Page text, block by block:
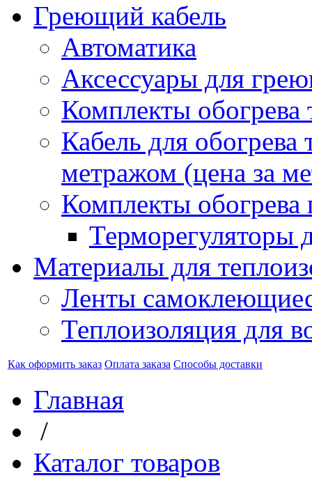
Греющий кабель
Автоматика
Аксессуары для
Комплекты обогрева
Кабель для обогрева
метражом (цена за
Комплекты обогрева
Терморегуляторы
Материалы для
Ленты
Теплоизоляция для
Как оформить заказ Оплата заказа Способы доставки
Главная
/
Каталог товаров